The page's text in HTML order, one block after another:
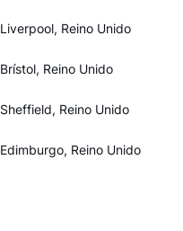
Liverpool, Reino Unido
Brístol, Reino Unido
Sheffield, Reino Unido
Edimburgo, Reino Unido